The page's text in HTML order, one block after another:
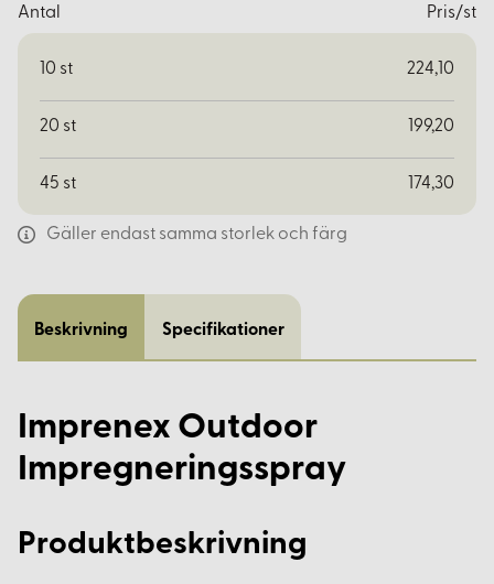
Antal Pris/st
10 st 224,10
20 st 199,20
45 st 174,30
Gäller endast samma storlek och färg
Beskrivning Specifikationer
Imprenex Outdoor
Impregneringsspray
Produktbeskrivning